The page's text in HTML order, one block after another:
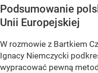
Podsumowanie
Unii Europejskiej
W rozmowie z Bartkiem
Ignacy Niemczycki
wypracować pewną